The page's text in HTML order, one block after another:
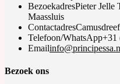
BezoekadresPieter Jelle
Maassluis
Contactadres
Telefoon/WhatsApp+31
Email
Bezoek ons